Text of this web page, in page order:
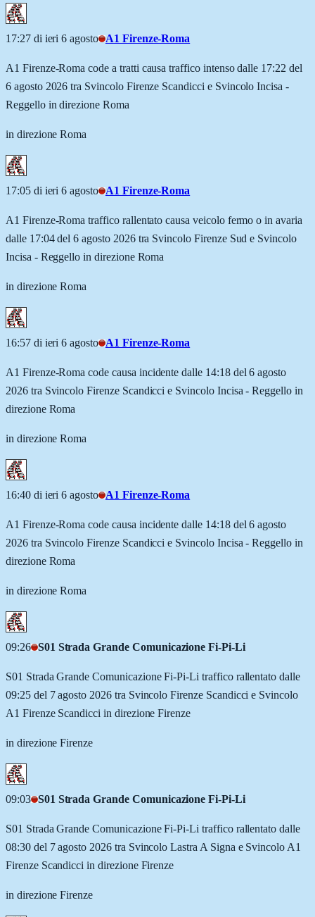
17:27 di ieri 6 agosto A1 Firenze-Roma
A1 Firenze-Roma code a tratti causa traffico intenso dalle 17:22 del
6 agosto 2026 tra Svincolo Firenze Scandicci e Svincolo Incisa -
Reggello in direzione Roma
in direzione Roma
17:05 di ieri 6 agosto A1 Firenze-Roma
A1 Firenze-Roma traffico rallentato causa veicolo fermo o in avaria
dalle 17:04 del 6 agosto 2026 tra Svincolo Firenze Sud e Svincolo
Incisa - Reggello in direzione Roma
in direzione Roma
16:57 di ieri 6 agosto A1 Firenze-Roma
A1 Firenze-Roma code causa incidente dalle 14:18 del 6 agosto
2026 tra Svincolo Firenze Scandicci e Svincolo Incisa - Reggello in
direzione Roma
in direzione Roma
16:40 di ieri 6 agosto A1 Firenze-Roma
A1 Firenze-Roma code causa incidente dalle 14:18 del 6 agosto
2026 tra Svincolo Firenze Scandicci e Svincolo Incisa - Reggello in
direzione Roma
in direzione Roma
09:26 S01 Strada Grande Comunicazione Fi-Pi-Li
S01 Strada Grande Comunicazione Fi-Pi-Li traffico rallentato dalle
09:25 del 7 agosto 2026 tra Svincolo Firenze Scandicci e Svincolo
A1 Firenze Scandicci in direzione Firenze
in direzione Firenze
09:03 S01 Strada Grande Comunicazione Fi-Pi-Li
S01 Strada Grande Comunicazione Fi-Pi-Li traffico rallentato dalle
08:30 del 7 agosto 2026 tra Svincolo Lastra A Signa e Svincolo A1
Firenze Scandicci in direzione Firenze
in direzione Firenze